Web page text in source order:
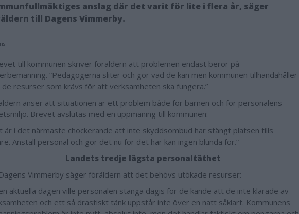
anslag där det varit för lite i flera år, säger
till Dagens Vimmerby.
till kommunen skriver föräldern att problemen endast beror på
”Pedagogerna sliter och gör vad de kan men kommunen tillhandahåller
de resurser som krävs för att verksamheten ska fungera.”
anser att situationen är ett problem både för barnen och för personalens
Brevet avslutas med en uppmaning till kommunen:
är i det närmaste chockerande att inte skyddsombud har stängt platsen tills
Anställ personal och gör det nu för det här kan ingen blunda för.”
Landets tredje lägsta personaltäthet
Vimmerby säger föräldern att det behövs utökade resurser:
aktuella dagen ville personalen stänga dagis för de kände att de inte klarade av
och ett så drastiskt tänk uppstår inte över en natt såklart. Kommunens